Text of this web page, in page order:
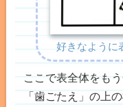
好きなように
ここで表全体をも
「歯ごたえ」の上